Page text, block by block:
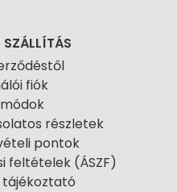
SZÁLLÍTÁS
fiók
részletek
pontok
feltételek (ÁSZF)
tájékoztató